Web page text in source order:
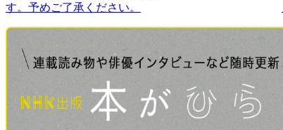
す。予めご了承ください。